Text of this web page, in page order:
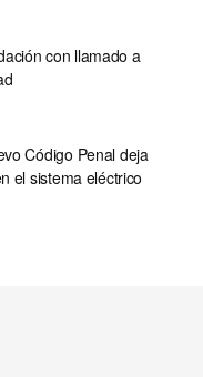
con llamado a
Código Penal deja
el sistema eléctrico